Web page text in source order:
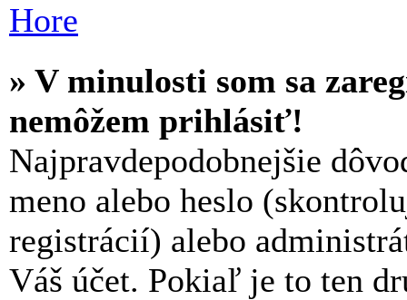
Hore
» V minulosti som sa
nemôžem prihlásiť!
Najpravdepodobnejšie
meno alebo heslo
registrácií) alebo
Váš účet. Pokiaľ je to ten